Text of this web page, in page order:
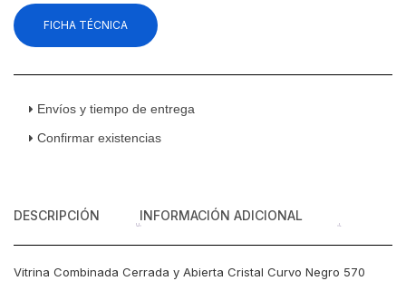
Cerrada
y
Abierta
Negro
litros
FICHA TÉCNICA
Envíos y tiempo de entrega
Confirmar existencias
DESCRIPCIÓN INFORMACIÓN ADICIONAL
Vitrina Combinada Cerrada y Abierta Cristal Curvo Negro 570